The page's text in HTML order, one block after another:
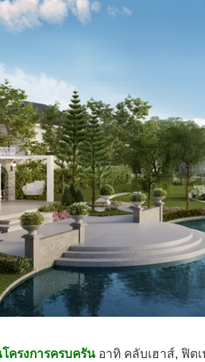
ครงการครบครัน อาทิ คลับเฮาส์, ฟิต